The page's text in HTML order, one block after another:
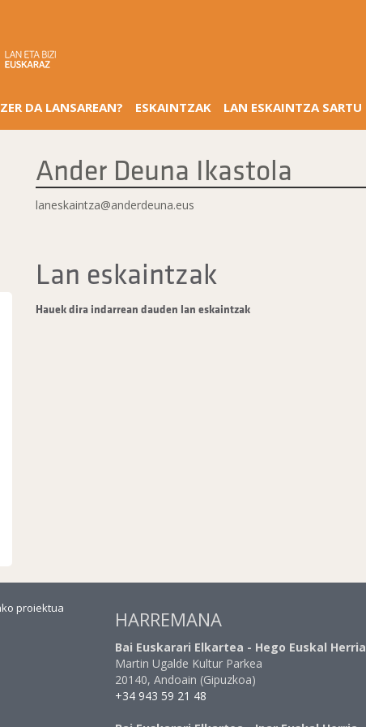
ZER DA LANSAREAN? ESKAINTZAK LAN ESKAINTZA SARTU
Ander Deuna Ikastola
laneskaintza@anderdeuna.eus
Lan eskaintzak
Hauek dira indarrean dauden lan eskaintzak
HARREMANA
Bai Euskarari Elkartea - Hego Euskal Herria
Martin Ugalde Kultur Parkea
20140, Andoain (Gipuzkoa)
+34 943 59 21 48